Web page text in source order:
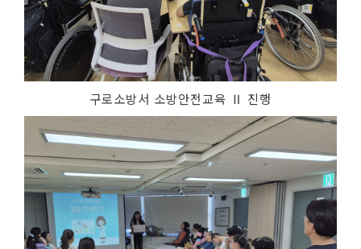
구로소방서 소방안전교육 Ⅱ 진행